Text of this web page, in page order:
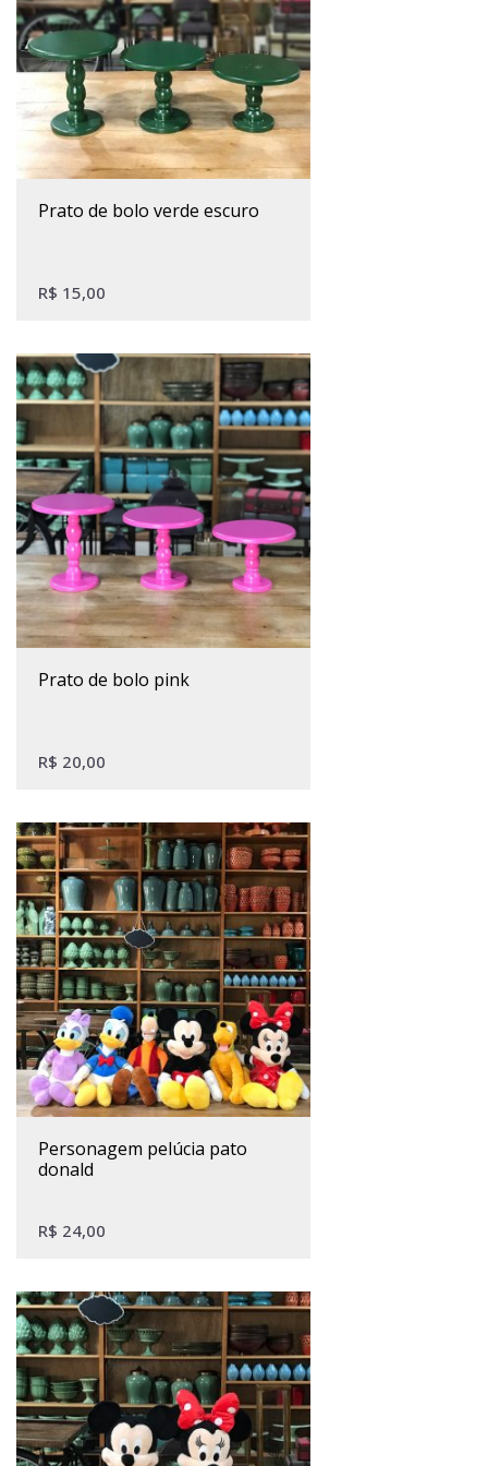
prato de bolo verde escuro
R$ 15,00
prato de bolo pink
R$ 20,00
personagem pelúcia pato
donald
R$ 24,00